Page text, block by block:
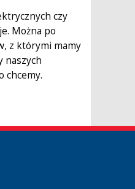
czy
Można po
z którymi mamy
naszych
chcemy.